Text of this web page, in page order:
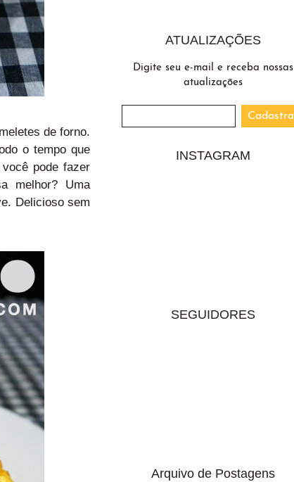
de forno.
o tempo que
pode fazer
melhor? Uma
Delicioso sem
ATUALIZAÇÕES
Digite seu e-mail e receba nossas
atualizações
INSTAGRAM
SEGUIDORES
Arquivo de Postagens